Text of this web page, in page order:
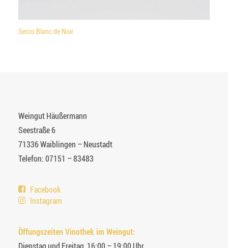
Secco Blanc de Noir
Weingut Häußermann
Seestraße 6
71336 Waiblingen – Neustadt
Telefon: 07151 – 83483
Facebook
Instagram
Öffungszeiten Vinothek im Weingut: